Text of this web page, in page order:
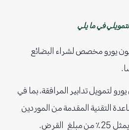
في ما يلي
24 مليون يورو مخصص لشراء البضائع
6 ملايين يورو لتمويل تدابير المرافقة، بما في
التقنية المقدمة من الموردين
القرض.